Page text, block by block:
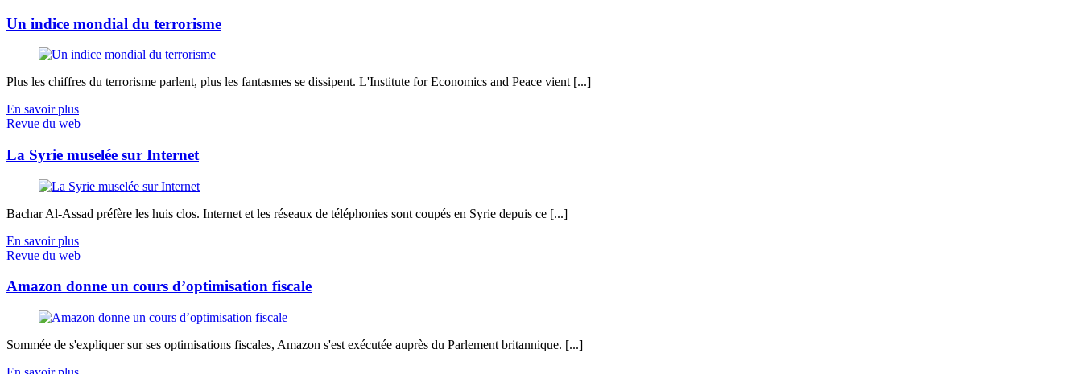
Un indice mondial du terrorisme
Plus les chiffres du terrorisme parlent, plus les fantasmes se dissipent. L'Institute for Economics and Peace vient [...]
En savoir plus
Revue du web
La Syrie muselée sur Internet
Bachar Al-Assad préfère les huis clos. Internet et les réseaux de téléphonies sont coupés en Syrie depuis ce [...]
En savoir plus
Revue du web
Amazon donne un cours d’optimisation fiscale
Sommée de s'expliquer sur ses optimisations fiscales, Amazon s'est exécutée auprès du Parlement britannique. [...]